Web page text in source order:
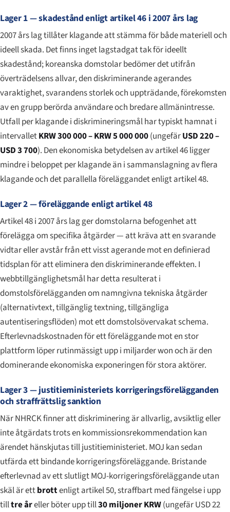
Lager 1 — skadestånd enligt artikel 46 i 2007 års lag
2007 års lag tillåter klagande att stämma för både materiell och
ideell skada. Det finns inget lagstadgat tak för ideellt
skadestånd; koreanska domstolar bedömer det utifrån
överträdelsens allvar, den diskriminerande agerandes
varaktighet, svarandens storlek och uppträdande, förekomsten
av en grupp berörda användare och bredare allmänintresse.
Utfall per klagande i diskrimineringsmål har typiskt hamnat i
intervalletKRW 300 000 – KRW 5 000 000(ungefärUSD 220 –
USD 3 700). Den ekonomiska betydelsen av artikel 46 ligger
mindre i beloppet per klagande än i sammanslagning av flera
klagande och det parallella föreläggandet enligt artikel 48.
Lager 2 — föreläggande enligt artikel 48
Artikel 48 i 2007 års lag ger domstolarna befogenhet att
förelägga om specifika åtgärder — att kräva att en svarande
vidtar eller avstår från ett visst agerande mot en definierad
tidsplan för att eliminera den diskriminerande effekten. I
webbtillgänglighetsmål har detta resulterat i
domstolsförelägganden om namngivna tekniska åtgärder
(alternativtext, tillgänglig textning, tillgängliga
autentiseringsflöden) mot ett domstolsövervakat schema.
Efterlevnadskostnaden för ett föreläggande mot en stor
plattform löper rutinmässigt upp i miljarder won och är den
dominerande ekonomiska exponeringen för stora aktörer.
Lager 3 — justitieministeriets korrigeringsförelägganden
och straffrättslig sanktion
När NHRCK finner att diskriminering är allvarlig, avsiktlig eller
inte åtgärdats trots en kommissionsrekommendation kan
ärendet hänskjutas till justitieministeriet. MOJ kan sedan
utfärda ett bindande korrigeringsföreläggande. Bristande
efterlevnad av ett slutligt MOJ-korrigeringsföreläggande utan
skäl är ettbrottenligt artikel 50, straffbart med fängelse i upp
tilltre åreller böter upp till30 miljoner KRW(ungefär USD 22